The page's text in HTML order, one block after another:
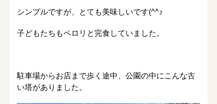
シンプルですが、とても美味しいです(^^♪
子どもたちもペロリと完食していました。
駐車場からお店まで歩く途中、公園の中にこんな古
い塔がありました。